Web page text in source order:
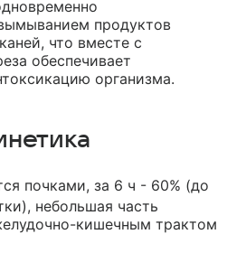
продуктов
что вместе с
обеспечивает
организма.
почками, за 6 ч - 60% (до
небольшая часть
кишечным трактом